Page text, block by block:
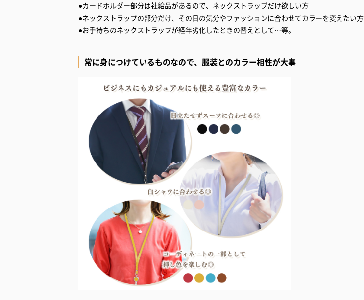
●カードホルダー部分は社給品があるので、ネックストラップだけ欲しい方
●ネックストラップの部分だけ、その日の気分やファッションに合わせてカラーを変えたい方
●お手持ちのネックストラップが経年劣化したときの替えとして…等。
常に身につけているものなので、服装とのカラー相性が大事